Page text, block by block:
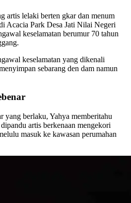
artis lelaki berten gkar dan menum
Acacia Park Desa Jati Nilai Negeri
keselamatan berumur 70 tahun
keselamatan yang dikenali
sebarang den dam namun
yang berlaku, Yahya memberitahu
artis berkenaan mengekori
masuk ke kawasan perumahan